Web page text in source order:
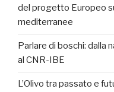
del progetto Europeo
mediterranee
Parlare di boschi: dalla
al CNR-IBE
L’Olivo tra passato e